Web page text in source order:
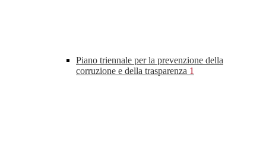
Piano triennale per la prevenzione della
corruzione e della trasparenza 1